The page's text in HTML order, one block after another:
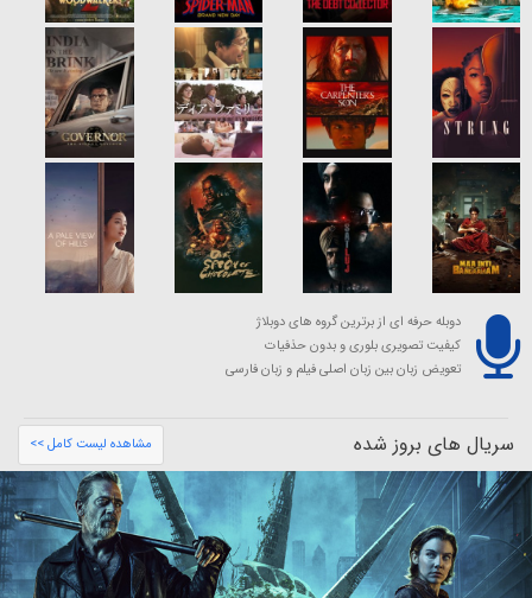
دوبله حرفه ای از برترین گروه های دوبلاژ
کیفیت تصویری بلوری و بدون حذفیات
تعویض زبان بین زبان اصلی فیلم و زبان فارسی
سریال های بروز شده مشاهده لیست کامل >>